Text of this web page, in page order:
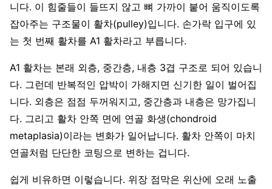
니다. 이 힘줄들이 들뜨지 않고 뼈 가까이 붙어 움직이도록
잡아주는 구조물이 활차(pulley)입니다. 손가락 입구에 있
는 첫 번째 활차를 A1 활차라고 부릅니다.
A1 활차는 본래 외층, 중간층, 내층 3겹 구조로 되어 있습니
다. 그런데 반복적인 압박이 가해지면 신기한 일이 벌어집
니다. 외층은 점점 두꺼워지고, 중간층과 내층은 망가집니
다. 그리고 활차 안쪽 면에 연골 화생(chondroid
metaplasia)이라는 변화가 일어납니다. 활차 안쪽이 마치
연골처럼 단단한 코팅으로 변하는 겁니다.
쉽게 비유하면 이렇습니다. 위장 점막은 위산에 오래 노출